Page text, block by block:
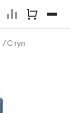
Стул